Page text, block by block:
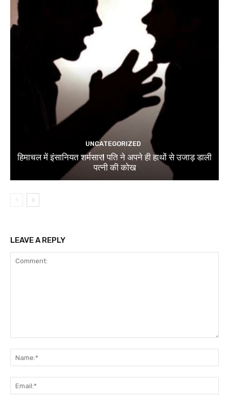
UNCATEGORIZED
हिमाचल में इंसानियत शर्मसार! पति ने अपने ही हाथों से उजाड़ डाली
पत्नी की कोख
LEAVE A REPLY